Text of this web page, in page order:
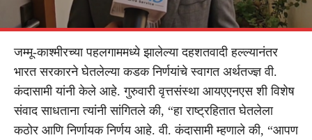
जम्मू-काश्मीरच्या पहलगाममध्ये झालेल्या दहशतवादी हल्ल्यानंतर
भारत सरकारने घेतलेल्या कडक निर्णयांचे स्वागत अर्थतज्ज्ञ वी.
कंदासामी यांनी केले आहे. गुरुवारी वृत्तसंस्था आयएएनएस शी विशेष
संवाद साधताना त्यांनी सांगितले की, “हा राष्ट्रहितात घेतलेला
कठोर आणि निर्णायक निर्णय आहे. वी. कंदासामी म्हणाले की, “आपण